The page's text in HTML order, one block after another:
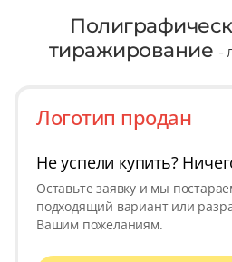
тиражирование -
Логотип продан
Не успели купить?
Оставьте заявку и мы
подходящий вариант или
Вашим пожеланиям.